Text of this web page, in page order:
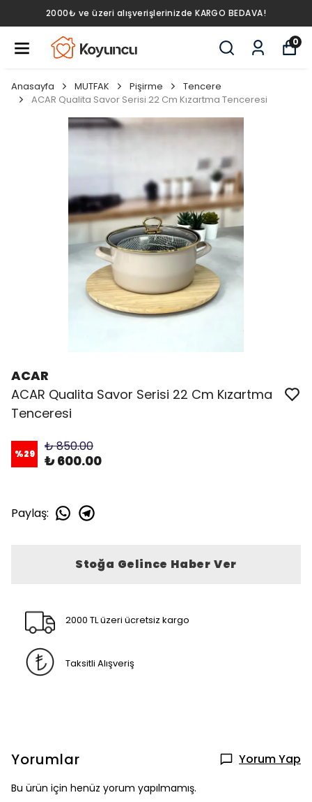
2000₺ ve üzeri alışverişlerinizde KARGO BEDAVA!
0
Anasayfa MUTFAK Pişirme
Tencere
ACAR Qualita Savor Serisi 22 Cm Kızartma Tenceresi
ACAR
ACAR Qualita Savor Serisi 22 Cm Kızartma
Tenceresi
%29 ₺ 850.00
₺ 600.00
Paylaş:
Stoğa Gelince Haber Ver
2000 TL üzeri ücretsiz kargo
Taksitli Alışveriş
Yorumlar Yorum Yap
Bu ürün için henüz yorum yapılmamış.